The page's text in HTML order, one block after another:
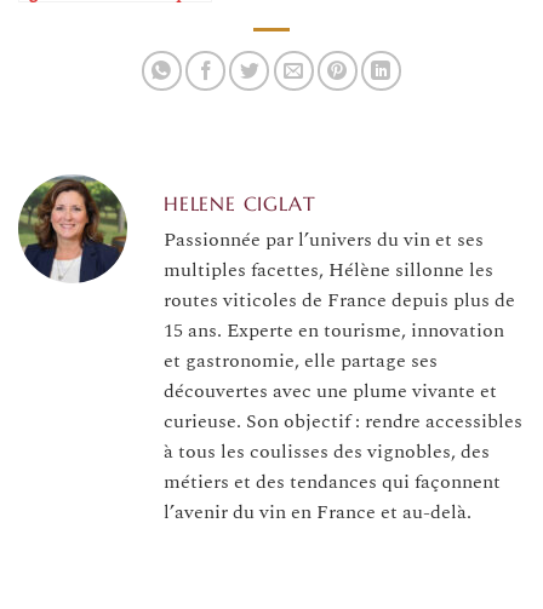
HELENE CIGLAT
Passionnée par l’univers du vin et ses
multiples facettes, Hélène sillonne les
routes viticoles de France depuis plus de
15 ans. Experte en tourisme, innovation
et gastronomie, elle partage ses
découvertes avec une plume vivante et
curieuse. Son objectif : rendre accessibles
à tous les coulisses des vignobles, des
métiers et des tendances qui façonnent
l’avenir du vin en France et au-delà.